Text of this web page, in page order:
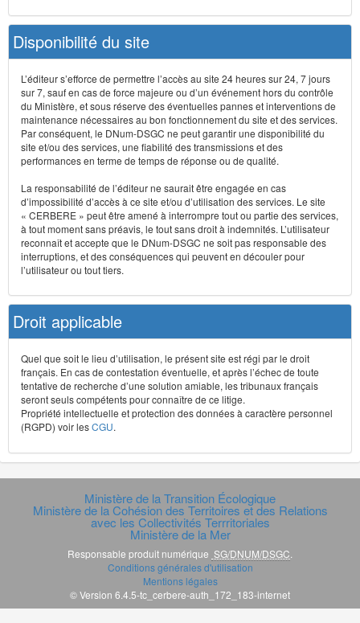
Disponibilité du site
L’éditeur s’efforce de permettre l’accès au site 24 heures sur 24, 7 jours
sur 7, sauf en cas de force majeure ou d’un événement hors du contrôle
du Ministère, et sous réserve des éventuelles pannes et interventions de
maintenance nécessaires au bon fonctionnement du site et des services.
Par conséquent, le DNum-DSGC ne peut garantir une disponibilité du
site et/ou des services, une fiabilité des transmissions et des
performances en terme de temps de réponse ou de qualité.
La responsabilité de l’éditeur ne saurait être engagée en cas
d’impossibilité d’accès à ce site et/ou d’utilisation des services. Le site
« CERBERE » peut être amené à interrompre tout ou partie des services,
à tout moment sans préavis, le tout sans droit à indemnités. L’utilisateur
reconnaît et accepte que le DNum-DSGC ne soit pas responsable des
interruptions, et des conséquences qui peuvent en découler pour
l’utilisateur ou tout tiers.
Droit applicable
Quel que soit le lieu d’utilisation, le présent site est régi par le droit
français. En cas de contestation éventuelle, et après l’échec de toute
tentative de recherche d’une solution amiable, les tribunaux français
seront seuls compétents pour connaître de ce litige.
Propriété intellectuelle et protection des données à caractère personnel
(RGPD) voir lesCGU.
Ministère de la Transition Écologique
Ministère de la Cohésion des Territoires et des Relations
avec les Collectivités Terrritoriales
Ministère de la Mer
Responsable produit numérique SG/DNUM/DSGC
Conditions générales d'utilisation
Mentions légales
© Version 6.4.5-tc_cerbere-auth_172_183-internet